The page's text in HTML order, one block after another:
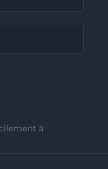
à